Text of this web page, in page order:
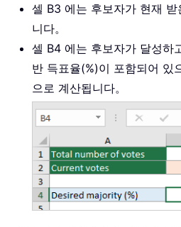
셀 B3 에는 후보자가 현재
니다。
셀 B4 에는 후보자가 달성하
반 득표율(%)이 포함되어 있
으로 계산됩니다。